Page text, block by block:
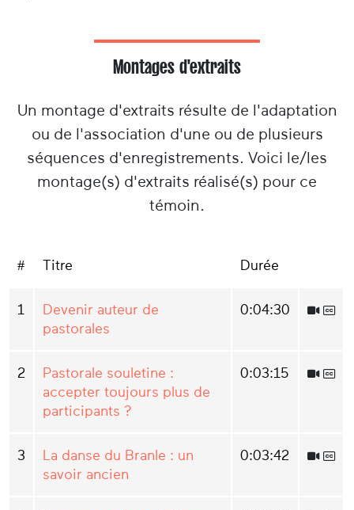
Montages d'extraits
Un montage d'extraits résulte de l'adaptation
ou de l'association d'une ou de plusieurs
séquences d'enregistrements. Voici le/les
montage(s) d'extraits réalisé(s) pour ce
témoin.
# Titre Durée
1
Devenir auteur de
pastorales
0:04:30
2
Pastorale souletine :
accepter toujours plus de
participants ?
0:03:15
3
La danse du Branle : un
savoir ancien
0:03:42